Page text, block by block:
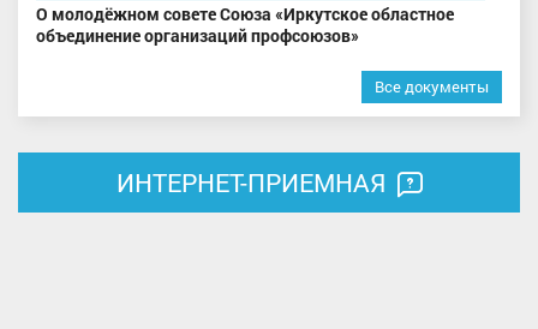
О молодёжном совете Союза «Иркутское областное
объединение организаций профсоюзов»
Все документы
ИНТЕРНЕТ-ПРИЕМНАЯ